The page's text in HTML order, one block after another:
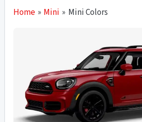
Home Mini Mini Colors